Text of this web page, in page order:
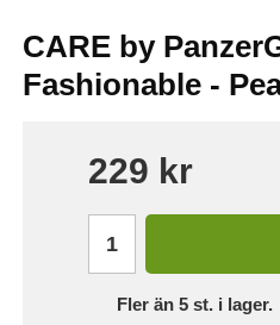
CARE by
Fashionable -
229 kr
Fler än 5 st. i lager.